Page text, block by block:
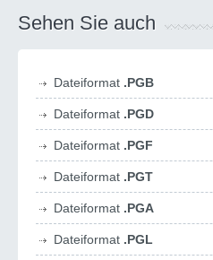
Sehen Sie auch
Dateiformat .PGB
Dateiformat .PGD
Dateiformat .PGF
Dateiformat .PGT
Dateiformat .PGA
Dateiformat .PGL